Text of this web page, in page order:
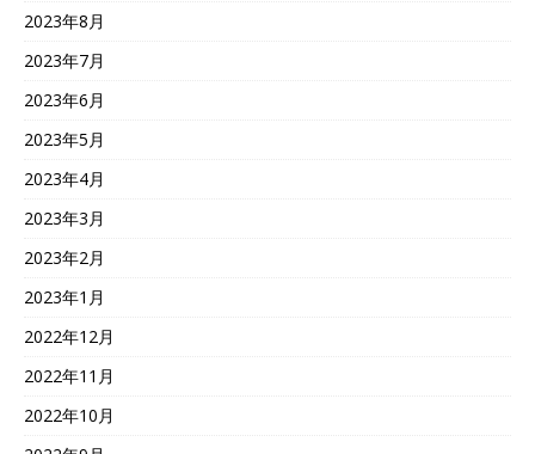
2023年8月
2023年7月
2023年6月
2023年5月
2023年4月
2023年3月
2023年2月
2023年1月
2022年12月
2022年11月
2022年10月